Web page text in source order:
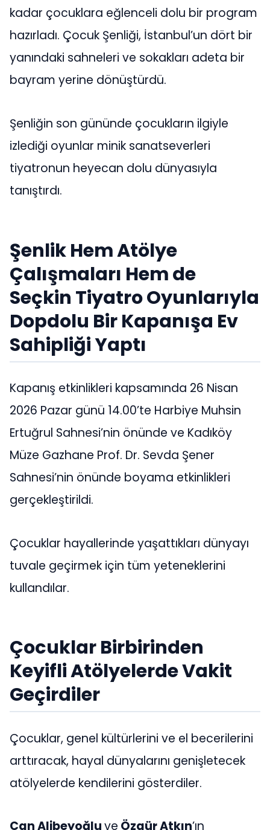
kadar çocuklara eğlenceli dolu bir program
hazırladı. Çocuk Şenliği, İstanbul’un dört bir
yanındaki sahneleri ve sokakları adeta bir
bayram yerine dönüştürdü.
Şenliğin son gününde çocukların ilgiyle
izlediği oyunlar minik sanatseverleri
tiyatronun heyecan dolu dünyasıyla
tanıştırdı.
Şenlik Hem Atölye
Çalışmaları Hem de
Seçkin Tiyatro Oyunlarıyla
Dopdolu Bir Kapanışa Ev
Sahipliği Yaptı
Kapanış etkinlikleri kapsamında 26 Nisan
2026 Pazar günü 14.00’te Harbiye Muhsin
Ertuğrul Sahnesi’nin önünde ve Kadıköy
Müze Gazhane Prof. Dr. Sevda Şener
Sahnesi’nin önünde boyama etkinlikleri
gerçekleştirildi.
Çocuklar hayallerinde yaşattıkları dünyayı
tuvale geçirmek için tüm yeteneklerini
kullandılar.
Çocuklar Birbirinden
Keyifli Atölyelerde Vakit
Geçirdiler
Çocuklar, genel kültürlerini ve el becerilerini
arttıracak, hayal dünyalarını genişletecek
atölyelerde kendilerini gösterdiler.
Can Alibeyoğluve Özgür Atkın’ın